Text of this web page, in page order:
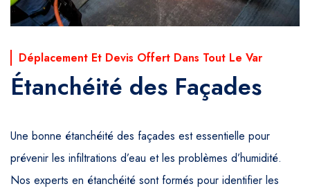
Déplacement Et Devis Offert Dans Tout Le Var
Étanchéité des Façades
Une bonne étanchéité des façades est essentielle pour
prévenir les infiltrations d’eau et les problèmes d’humidité.
Nos experts en étanchéité sont formés pour identifier les